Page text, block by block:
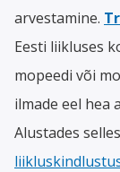
arvestamine.
Eesti liikluses
mopeedi või
ilmade eel hea
Alustades